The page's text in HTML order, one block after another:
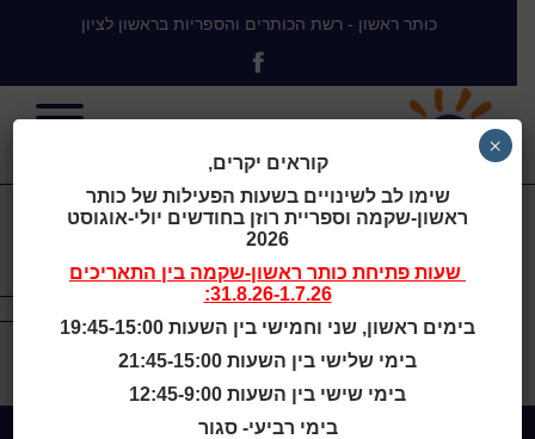
כותר ראשון - רשת הכותרים והספריות בראשון לציון
רשת הכותרים והספריות
בראשון לציון
רשת הכותרים והספריות בראשון לציון is proudly powered by
קוראים יקרים,
שימו לב לשינויים בשעות הפעילות של כותר
ראשון-שקמה וספריית רוזן בחודשים יולי-אוגוסט
2026
שעות פתיחת כותר ראשון-שקמה בין התאריכים
31.8.26-1.7.26:
בימים ראשון, שני וחמישי בין השעות 19:45-15:00
בימי שלישי בין השעות 21:45-15:00
בימי שישי בין השעות 12:45-9:00
בימי רביעי- סגור
×